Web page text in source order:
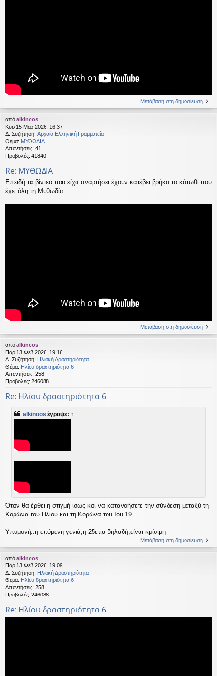
Μετάβαση στη δημοσίευση
από alkinoos
Κυρ 15 Μαρ 2026, 16:37
Δ. Συζήτηση: Αρχαία Ελληνική Γραμματεία
Θέμα: ΜΥΘΩΔΙΑ
Απαντήσεις: 41
Προβολές: 41840
Re: ΜΥΘΩΔΙΑ
Επειδή τα βίντεο που είχα αναρτήσει έχουν κατέβει βρήκα το κάτωθι που
έχει όλη τη Μυθωδία
Μετάβαση στη δημοσίευση
από alkinoos
Παρ 13 Φεβ 2026, 19:16
Δ. Συζήτηση: Ηλιακή Δραστηριότητα
Θέμα: Ηλίου δραστηριότητα 6
Απαντήσεις: 258
Προβολές: 246088
Re: Ηλίου δραστηριότητα 6
alkinoos έγραψε: ↑
Όταν θα έρθει η στιγμή ίσως και να κατανοήσετε την σύνδεση μεταξύ τη
Κορώνα του Ηλίου και τη Κορώνα του Ιου 19...
Υπομονή..η επόμενη γενιά,η 25ετια δηλαδή,είναι κρίσιμη
Μετάβαση στη δημοσίευση
από alkinoos
Παρ 13 Φεβ 2026, 19:09
Δ. Συζήτηση: Ηλιακή Δραστηριότητα
Θέμα: Ηλίου δραστηριότητα 6
Απαντήσεις: 258
Προβολές: 246088
Re: Ηλίου δραστηριότητα 6